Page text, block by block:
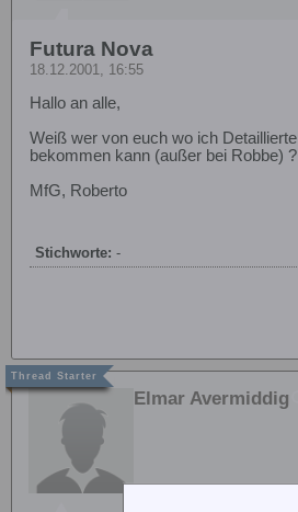
Futura Nova
18.12.2001, 16:55
Hallo an alle,
Weiß wer von euch wo ich
bekommen kann (außer bei Robbe) ?
MfG, Roberto
Stichworte: -
Elmar Avermiddig